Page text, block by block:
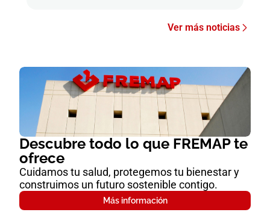
Ver más noticias
Descubre todo lo que FREMAP te
ofrece
Cuidamos tu salud, protegemos tu bienestar y
construimos un futuro sostenible contigo.
Más información